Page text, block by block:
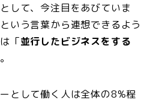
して、今注目をあびていま
いう言葉から連想できるよう
「並行したビジネスをする
として働く人は全体の8%程